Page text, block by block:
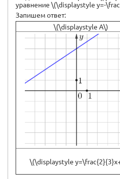
уравнение \(\displaystyle y=-
Запишем ответ:
\(\displaystyle А\)
\(\displaystyle